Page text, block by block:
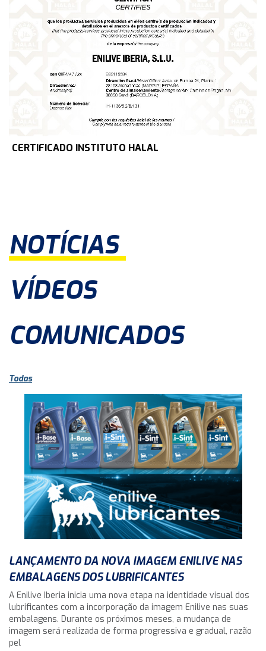
CERTIFICADO INSTITUTO HALAL
NOTÍCIAS
VÍDEOS
COMUNICADOS
Todas
LANÇAMENTO DA NOVA IMAGEM ENILIVE NAS
EMBALAGENS DOS LUBRIFICANTES
A Enilive Iberia inicia uma nova etapa na identidade visual dos
lubrificantes com a incorporação da imagem Enilive nas suas
embalagens. Durante os próximos meses, a mudança de
imagem será realizada de forma progressiva e gradual, razão
pel